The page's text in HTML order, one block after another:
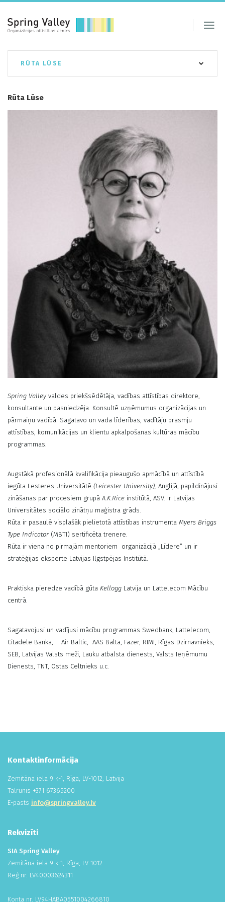
RŪTA LŪSE
Rūta Lūse
Spring Valleyvaldes priekšsēdētāja, vadības attīstības direktore,
konsultante un pasniedzēja. Konsultē uzņēmumus organizācijas un
pārmaiņu vadībā. Sagatavo un vada līderības, vadītāju prasmju
attīstības, komunikācijas un klientu apkalpošanas kultūras mācību
programmas.
Augstākā profesionālā kvalifikācija pieaugušo apmācībā un attīstībā
iegūta Lesteres Universitātē (Leicester University), Anglijā, papildinājusi
zināšanas par procesiem grupā A.K.Rice institūtā, ASV. Ir Latvijas
Universitātes sociālo zinātņu maģistra grāds.
Rūta ir pasaulē visplašāk pielietotā attīstības instrumenta Myers Briggs
Type Indicator (MBTI) sertificēta trenere.
Rūta ir viena no pirmajām mentoriem
organizācijā „Līdere” un ir
stratēģijas eksperte Latvijas Ilgstpējas Institūtā.
Praktiska pieredze vadībā gūta Kellogg Latvija un Lattelecom Mācību
centrā.
Sagatavojusi un vadījusi mācību programmas Swedbank, Lattelecom,
Citadele Banka,
Air Baltic,
AAS Balta, Fazer, RIMI, Rīgas Dzirnavnieks,
SEB, Latvijas Valsts meži, Lauku atbalsta dienests, Valsts Ieņēmumu
Dienests, TNT, Ostas Celtnieks u.c.
Kontaktinformācija
Zemitāna iela 9 k-1, Rīga, LV-1012, Latvija
Tālrunis +371 67365200
E-pasts info@springvalley.lv
Rekvizīti
SIA Spring Valley
Zemitāna iela 9 k-1, Rīga, LV-1012
Reģ.nr. LV40003624311
Konta nr. LV94HABA0551004266810